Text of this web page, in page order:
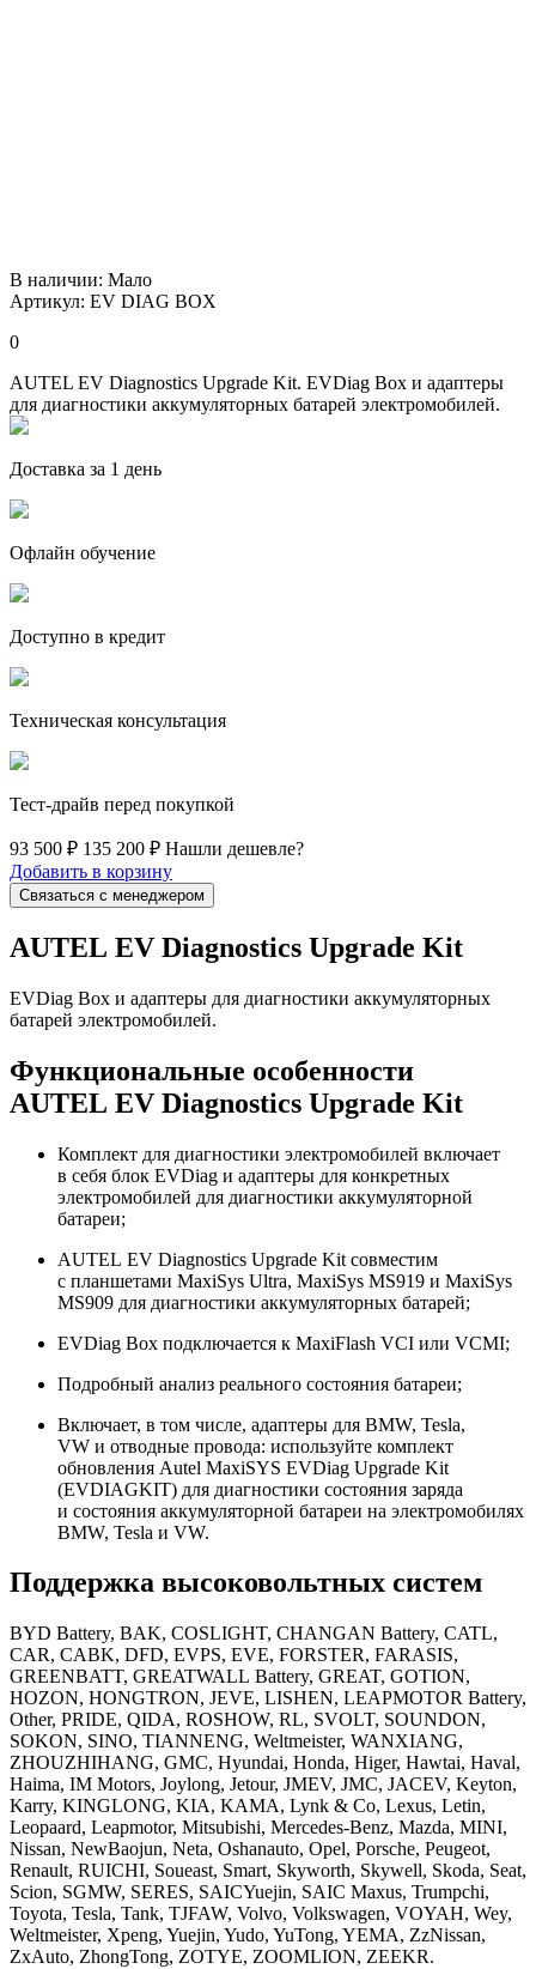
В наличии: Мало
Артикул: EV DIAG BOX
0
AUTEL EV Diagnostics Upgrade Kit. EVDiag Box и адаптеры
для диагностики аккумуляторных батарей электромобилей.
Доставка за 1 день
Офлайн обучение
Доступно в кредит
Техническая консультация
Тест-драйв перед покупкой
93 500 ₽ 135 200 ₽ Нашли дешевле?
Добавить в корзину
Связаться с менеджером
AUTEL EV Diagnostics Upgrade Kit
EVDiag Box и адаптеры для диагностики аккумуляторных
батарей электромобилей.
Функциональные особенности
AUTEL EV Diagnostics Upgrade Kit
Комплект для диагностики электромобилей включает
в себя блок EVDiag и адаптеры для конкретных
электромобилей для диагностики аккумуляторной
батареи;
AUTEL EV Diagnostics Upgrade Kit совместим
с планшетами MaxiSys Ultra, MaxiSys MS919 и MaxiSys
MS909 для диагностики аккумуляторных батарей;
EVDiag Box подключается к MaxiFlash VCI или VCMI;
Подробный анализ реального состояния батареи;
Включает, в том числе, адаптеры для BMW, Tesla,
VW и отводные провода: используйте комплект
обновления Autel MaxiSYS EVDiag Upgrade Kit
(EVDIAGKIT) для диагностики состояния заряда
и состояния аккумуляторной батареи на электромобилях
BMW, Tesla и VW.
Поддержка высоковольтных систем
BYD Battery, BAK, COSLIGHT, CHANGAN Battery, CATL,
CAR, CABK, DFD, EVPS, EVE, FORSTER, FARASIS,
GREENBATT, GREATWALL Battery, GREAT, GOTION,
HOZON, HONGTRON, JEVE, LISHEN, LEAPMOTOR Battery,
Other, PRIDE, QIDA, ROSHOW, RL, SVOLT, SOUNDON,
SOKON, SINO, TIANNENG, Weltmeister, WANXIANG,
ZHOUZHIHANG, GMC, Hyundai, Honda, Higer, Hawtai, Haval,
Haima, IM Motors, Joylong, Jetour, JMEV, JMC, JACEV, Keyton,
Karry, KINGLONG, KIA, KAMA, Lynk & Co, Lexus, Letin,
Leopaard, Leapmotor, Mitsubishi, Mercedes-Benz, Mazda, MINI,
Nissan, NewBaojun, Neta, Оshanauto, Opel, Porsche, Peugeot,
Renault, RUICHI, Soueast, Smart, Skyworth, Skywell, Skoda, Seat,
Scion, SGMW, SERES, SAICYuejin, SAIC Maxus, Trumpchi,
Toyota, Tesla, Tank, TJFAW, Volvo, Volkswagen, VOYAH, Wey,
Weltmeister, Xpeng, Yuejin, Yudo, YuTong, YEMA, ZzNissan,
ZxAuto, ZhongTong, ZOTYE, ZOOMLION, ZEEKR.